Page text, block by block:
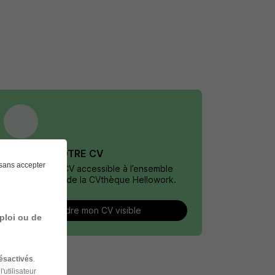
DÉPOSEZ VOTRE CV
Rendez votre CV accessible à l’ensemble
des recruteurs de la CVthèque Hellowork.
Rendre mon CV visible
accepter
ou de
.